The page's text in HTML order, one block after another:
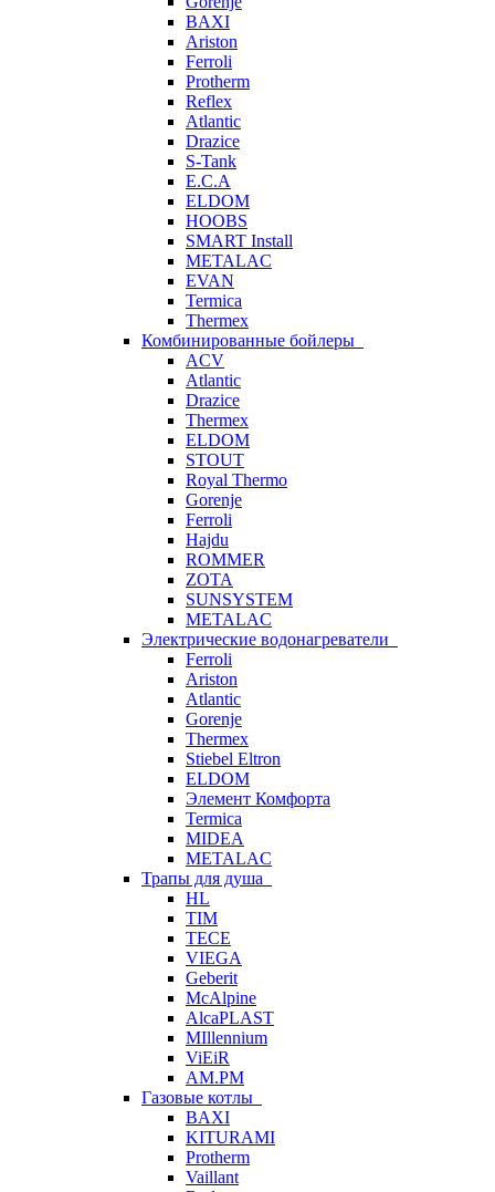
BAXI
Ariston
Ferroli
Protherm
Reflex
Atlantic
Drazice
S-Tank
E.C.A
ELDOM
HOOBS
SMART Install
METALAC
EVAN
Termica
Thermex
Комбинированные бойлеры
ACV
Atlantic
Drazice
Thermex
ELDOM
STOUT
Royal Thermo
Gorenje
Ferroli
Hajdu
ROMMER
ZOTA
SUNSYSTEM
METALAC
Электрические водонагреватели
Ferroli
Ariston
Atlantic
Gorenje
Thermex
Stiebel Eltron
ELDOM
Элемент Комфорта
Termica
MIDEA
METALAC
Трапы для душа
HL
TIM
TECE
VIEGA
Geberit
McAlpine
AlcaPLAST
MIllennium
ViEiR
AM.PM
Газовые котлы
BAXI
KITURAMI
Protherm
Vaillant